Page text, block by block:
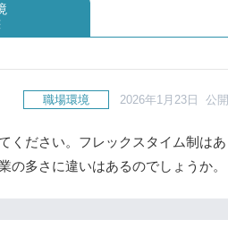
職場環境 2026年1月23日 公開
ください。フレックスタイム制はあ
の多さに違いはあるのでしょうか。